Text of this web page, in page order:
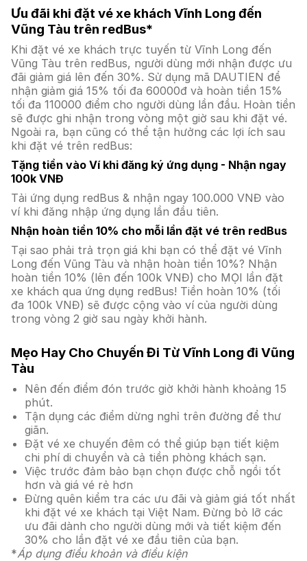
Ưu đãi khi đặt vé xe khách Vĩnh Long đến
Vũng Tàu trên redBus*
Khi đặt vé xe khách trực tuyến từ Vĩnh Long đến
Vũng Tàu trên redBus, người dùng mới nhận được ưu
đãi giảm giá lên đến 30%. Sử dụng mã DAUTIEN để
nhận giảm giá 15% tối đa 60000đ và hoàn tiền 15%
tối đa 110000 điểm cho người dùng lần đầu. Hoàn tiền
sẽ được ghi nhận trong vòng một giờ sau khi đặt vé.
Ngoài ra, bạn cũng có thể tận hưởng các lợi ích sau
khi đặt vé trên redBus:
Tặng tiền vào Ví khi đăng ký ứng dụng - Nhận ngay
100k VNĐ
Tải ứng dụng redBus & nhận ngay 100.000 VNĐ vào
ví khi đăng nhập ứng dụng lần đầu tiên.
Nhận hoàn tiền 10% cho mỗi lần đặt vé trên redBus
Tại sao phải trả trọn giá khi bạn có thể đặt vé Vĩnh
Long đến Vũng Tàu và nhận hoàn tiền 10%? Nhận
hoàn tiền 10% (lên đến 100k VNĐ) cho MỌI lần đặt
xe khách qua ứng dụng redBus! Tiền hoàn 10% (tối
đa 100k VNĐ) sẽ được cộng vào ví của người dùng
trong vòng 2 giờ sau ngày khởi hành.
Mẹo Hay Cho Chuyến Đi Từ Vĩnh Long đi Vũng
Tàu
Nên đến điểm đón trước giờ khởi hành khoảng 15
phút.
Tận dụng các điểm dừng nghỉ trên đường để thư
giãn.
Đặt vé xe chuyến đêm có thể giúp bạn tiết kiệm
chi phí di chuyển và cả tiền phòng khách sạn.
Việc trước đảm bảo bạn chọn được chỗ ngồi tốt
hơn và giá vé rẻ hơn
Đừng quên kiểm tra các ưu đãi và giảm giá tốt nhất
khi đặt vé xe khách tại Việt Nam. Đừng bỏ lỡ các
ưu đãi dành cho người dùng mới và tiết kiệm đến
30% cho lần đặt vé xe đầu tiên của bạn.
*Áp dụng điều khoản và điều kiện